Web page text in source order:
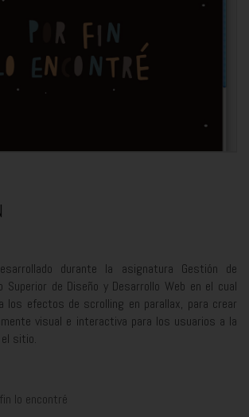
durante la asignatura Gestión de
Superior de Diseño y Desarrollo Web en el cual
los efectos de scrolling en parallax, para crear
visual e interactiva para los usuarios a la
sitio.
lo encontré